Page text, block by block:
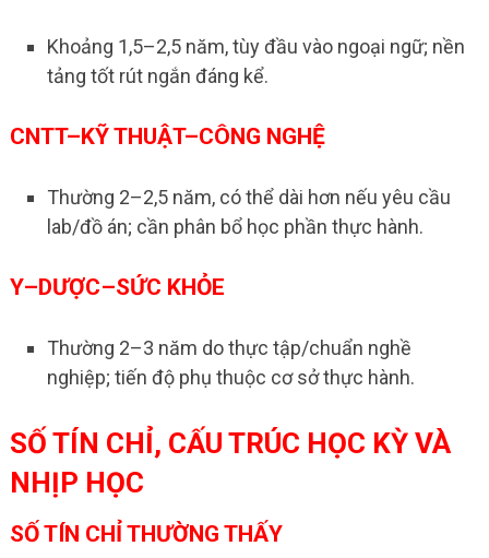
Khoảng 1,5–2,5 năm, tùy đầu vào ngoại ngữ; nền
tảng tốt rút ngắn đáng kể.
CNTT–KỸ THUẬT–CÔNG NGHỆ
Thường 2–2,5 năm, có thể dài hơn nếu yêu cầu
lab/đồ án; cần phân bổ học phần thực hành.
Y–DƯỢC–SỨC KHỎE
Thường 2–3 năm do thực tập/chuẩn nghề
nghiệp; tiến độ phụ thuộc cơ sở thực hành.
SỐ TÍN CHỈ, CẤU TRÚC HỌC KỲ VÀ
NHỊP HỌC
SỐ TÍN CHỈ THƯỜNG THẤY